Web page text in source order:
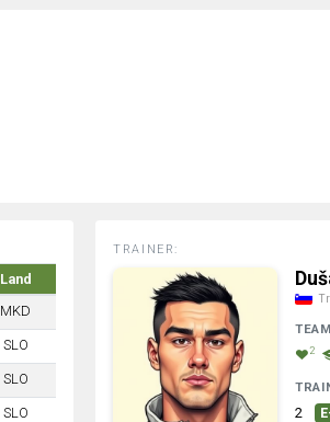
Land
MKD
SLO
SLO
SLO
TRAINER:
2
2